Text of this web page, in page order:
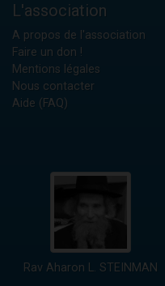
L'association
A propos de l'association
Faire un don !
Mentions légales
Nous contacter
Aide (FAQ)
Rav Aharon L. STEINMAN